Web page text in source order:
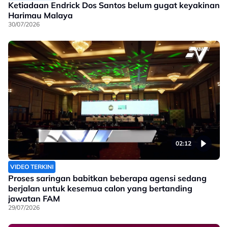
Ketiadaan Endrick Dos Santos belum gugat keyakinan
Harimau Malaya
30/07/2026
02:12
VIDEO TERKINI
Proses saringan babitkan beberapa agensi sedang
berjalan untuk kesemua calon yang bertanding
jawatan FAM
29/07/2026